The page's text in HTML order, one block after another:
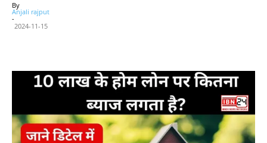
By
Anjali rajput
-
2024-11-15